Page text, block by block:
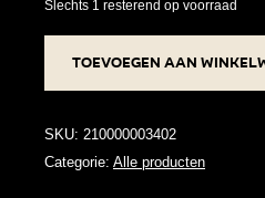
Slechts 1 resterend op voorraad
Rondje
zilver
Toevoegen aan
SKU: 210000003402
Categorie: Alle producten